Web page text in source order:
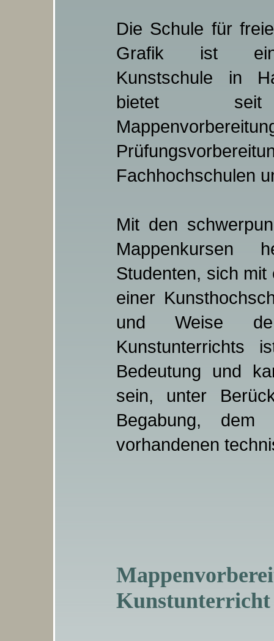
Die Schule für
Grafik ist
Kunstschule in
bietet
Fachhochschulen
Mit den
Mappenkursen
Studenten, sich
einer
und Weise
Kunstunterrichts
Bedeutung und
sein, unter
Begabung, dem
vorhandenen
Kunstunterricht